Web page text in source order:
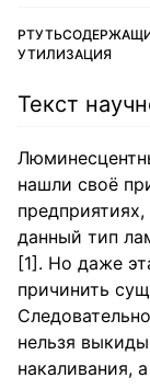
УТИЛИЗАЦИЯ
Текст
нашли своё
данный тип
[1]. Но даже
причинить
нельзя
накаливания,